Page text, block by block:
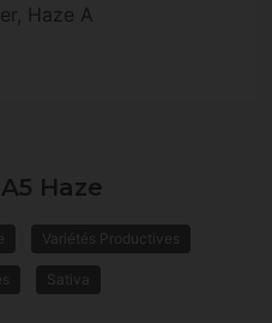
Haze A
Haze
Variétés Productives
Sativa